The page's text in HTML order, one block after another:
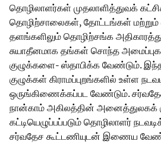
தொழிலாளர்கள் முதலாளித்துவக்
தொழிற்சாலைகள், தோட்டங்கள்
தளங்களிலும் தொழிற்சங்க
சுயாதீனமாக தங்கள் சொந்த
குழுக்களை- ஸ்தாபிக்க வேண்டும்.
குழுக்கள் கிராமப்புறங்களில் உள்ள
ஒருங்கிணைக்கப்பட வேண்டும்.
நான்காம் அகிலத்தின் அனைத்துலகக்
கட்டியெழுப்பப்படும் தொழிலாளர்
சர்வதேச கூட்டணியுடன் இணைய